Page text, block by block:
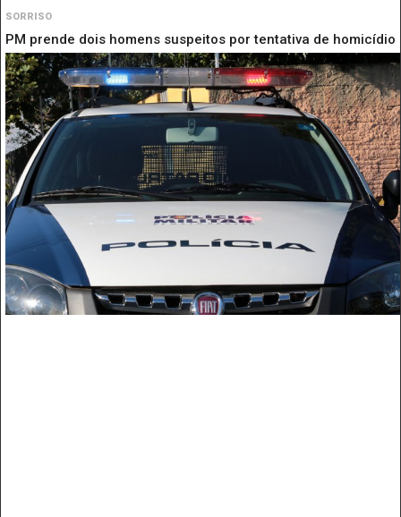
SORRISO
PM prende dois homens suspeitos por tentativa de homicídio